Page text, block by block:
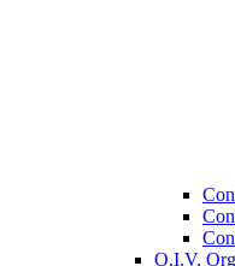
O.I.V.